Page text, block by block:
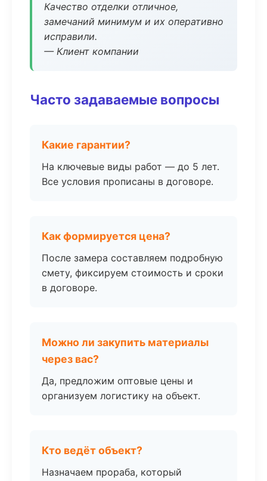
Качество отделки отличное,
замечаний минимум и их оперативно
исправили.
— Клиент компании
Часто задаваемые вопросы
Какие гарантии?
На ключевые виды работ — до 5 лет.
Все условия прописаны в договоре.
Как формируется цена?
После замера составляем подробную
смету, фиксируем стоимость и сроки
в договоре.
Можно ли закупить материалы
через вас?
Да, предложим оптовые цены и
организуем логистику на объект.
Кто ведёт объект?
Назначаем прораба, который